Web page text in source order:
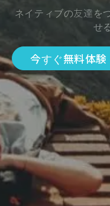
ネイティブの友達を
せ
今すぐ無料体験